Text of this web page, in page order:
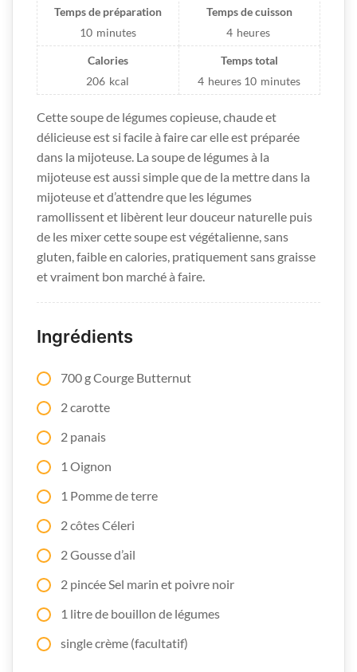
Temps de préparation
10 minutes
Temps de cuisson
4 heures
Calories
206 kcal
Temps total
4 heures 10 minutes
Cette soupe de légumes copieuse, chaude et
délicieuse est si facile à faire car elle est préparée
dans la mijoteuse. La soupe de légumes à la
mijoteuse est aussi simple que de la mettre dans la
mijoteuse et d’attendre que les légumes
ramollissent et libèrent leur douceur naturelle puis
de les mixer cette soupe est végétalienne, sans
gluten, faible en calories, pratiquement sans graisse
et vraiment bon marché à faire.
Ingrédients
700 g Courge Butternut
2 carotte
2 panais
1 Oignon
1 Pomme de terre
2 côtes Céleri
2 Gousse d’ail
2 pincée Sel marin et poivre noir
1 litre de bouillon de légumes
single crème (facultatif)